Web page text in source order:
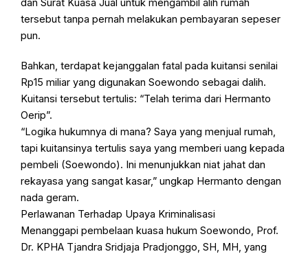
dan Surat Kuasa Jual untuk mengambil alih rumah
tersebut tanpa pernah melakukan pembayaran sepeser
pun.
Bahkan, terdapat kejanggalan fatal pada kuitansi senilai
Rp15 miliar yang digunakan Soewondo sebagai dalih.
Kuitansi tersebut tertulis: “Telah terima dari Hermanto
Oerip”.
“Logika hukumnya di mana? Saya yang menjual rumah,
tapi kuitansinya tertulis saya yang memberi uang kepada
pembeli (Soewondo). Ini menunjukkan niat jahat dan
rekayasa yang sangat kasar,” ungkap Hermanto dengan
nada geram.
Perlawanan Terhadap Upaya Kriminalisasi
Menanggapi pembelaan kuasa hukum Soewondo, Prof.
Dr. KPHA Tjandra Sridjaja Pradjonggo, SH, MH, yang